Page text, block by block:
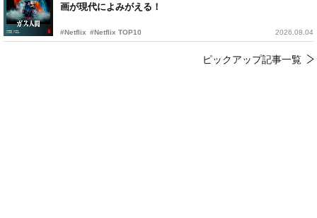
画が現代によみがえる！
#Netflix #Netflix TOP10 2026.08.04
ピックアップ記事一覧